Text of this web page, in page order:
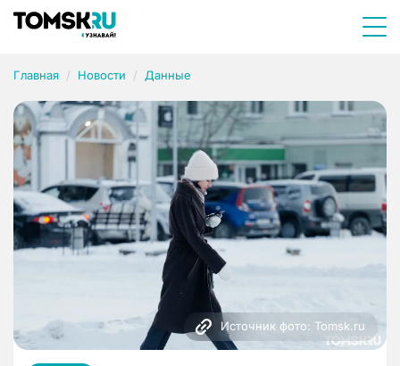
Главная Новости Данные
Источник фото: Tomsk.ru